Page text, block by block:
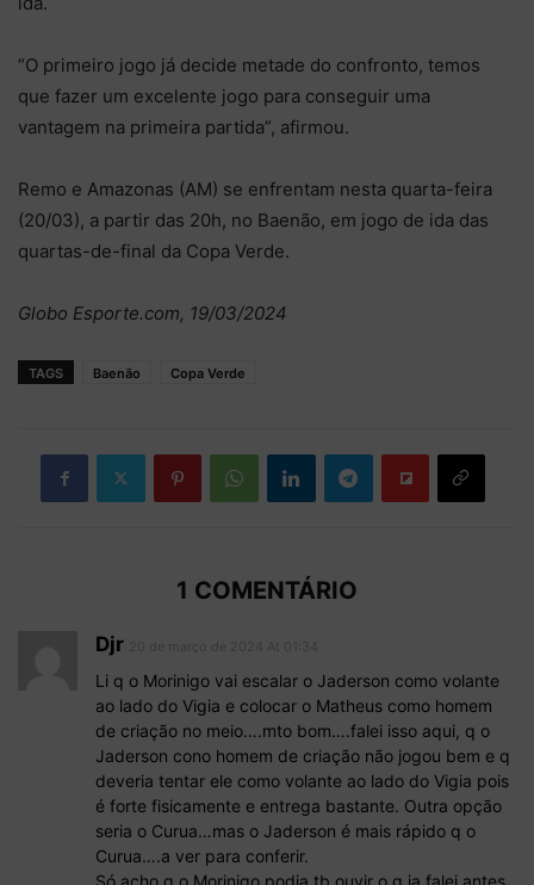
“O primeiro jogo já decide metade do confronto, temos
que fazer um excelente jogo para conseguir uma
vantagem na primeira partida”, afirmou.
Remo e Amazonas (AM) se enfrentam nesta quarta-feira
(20/03), a partir das 20h, no Baenão, em jogo de ida das
quartas-de-final da Copa Verde.
Globo Esporte.com, 19/03/2024
TAGS Baenão Copa Verde
1 COMENTÁRIO
Djr
Li q o Morinigo vai escalar o Jaderson como volante
ao lado do Vigia e colocar o Matheus como homem
de criação no meio….mto bom….falei isso aqui, q o
Jaderson cono homem de criação não jogou bem e q
deveria tentar ele como volante ao lado do Vigia pois
é forte fisicamente e entrega bastante. Outra opção
seria o Curua…mas o Jaderson é mais rápido q o
Curua….a ver para conferir.
Só acho q o Morinigo podia tb ouvir o q ja falei antes